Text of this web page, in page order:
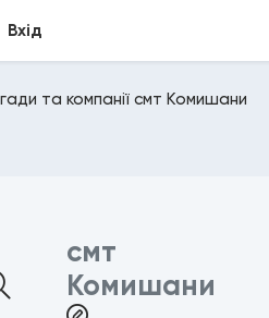
Вхід
та компанії смт Комишани
смт
Комишани